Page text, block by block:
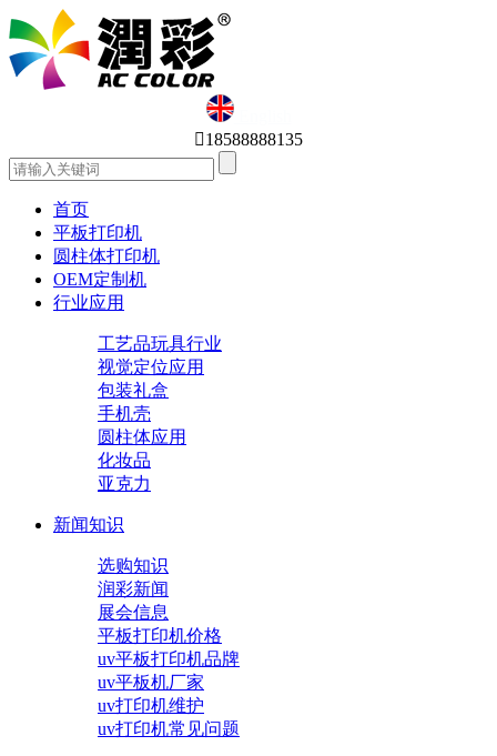
English
18588888135
首页
平板打印机
圆柱体打印机
OEM定制机
行业应用
工艺品玩具行业
视觉定位应用
包装礼盒
手机壳
圆柱体应用
化妆品
亚克力
新闻知识
选购知识
润彩新闻
展会信息
平板打印机价格
uv平板打印机品牌
uv平板机厂家
uv打印机维护
uv打印机常见问题